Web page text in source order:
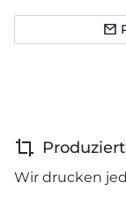
Wir drucken